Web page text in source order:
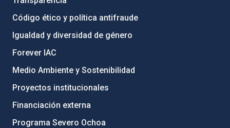
Código ético y política antifraude
Igualdad y diversidad de género
Forever IAC
Medio Ambiente y Sostenibilidad
Proyectos institucionales
Financiación externa
Programa Severo Ochoa